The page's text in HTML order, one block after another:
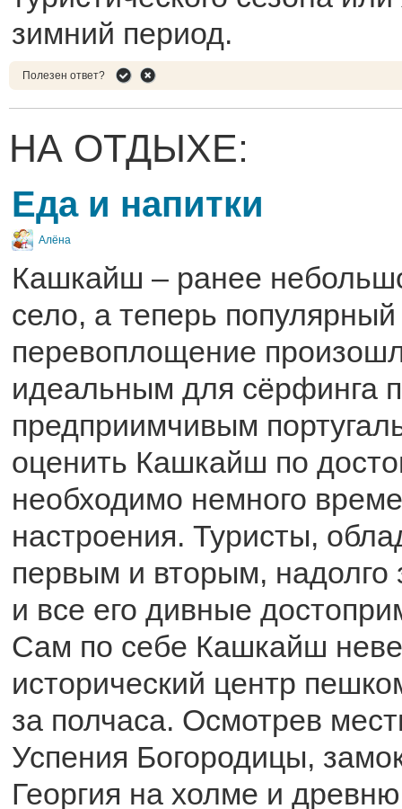
зимний период.
Полезен ответ?
НА ОТДЫХЕ:
Еда и напитки
Алёна
Кашкайш – ранее
село, а теперь популярный
перевоплощение
идеальным для сёрфинга
предприимчивым
оценить Кашкайш по
необходимо немного
настроения. Туристы,
первым и вторым, надолго
и все его дивные
Сам по себе Кашкайш
исторический центр
за полчаса. Осмотрев
Успения Богородицы,
Георгия на холме и